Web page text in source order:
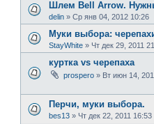
Шлем Bell Arrow.
delin » Ср янв 04, 2012 10:26
Муки выбора:
StayWhite » Чт дек 29, 2011
куртка vs черепаха
prospero » Вт июн 14,
Перчи, муки выбора.
bes13 » Чт дек 22, 2011 16:53